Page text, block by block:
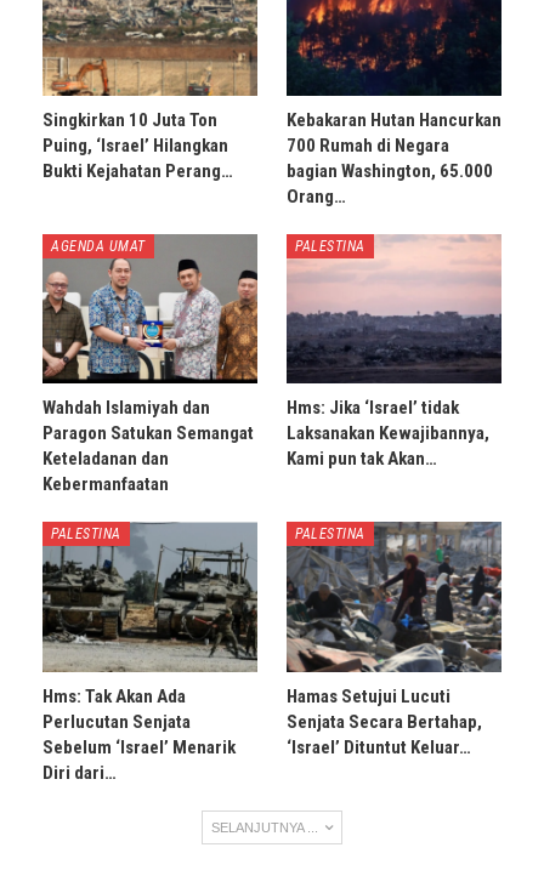
Singkirkan 10 Juta Ton
Puing, ‘Israel’ Hilangkan
Bukti Kejahatan Perang…
Kebakaran Hutan Hancurkan
700 Rumah di Negara
bagian Washington, 65.000
Orang…
AGENDA UMAT
Wahdah Islamiyah dan
Paragon Satukan Semangat
Keteladanan dan
Kebermanfaatan
PALESTINA
Hms: Jika ‘Israel’ tidak
Laksanakan Kewajibannya,
Kami pun tak Akan…
PALESTINA
Hms: Tak Akan Ada
Perlucutan Senjata
Sebelum ‘Israel’ Menarik
Diri dari…
PALESTINA
Hamas Setujui Lucuti
Senjata Secara Bertahap,
‘Israel’ Dituntut Keluar…
SELANJUTNYA ...